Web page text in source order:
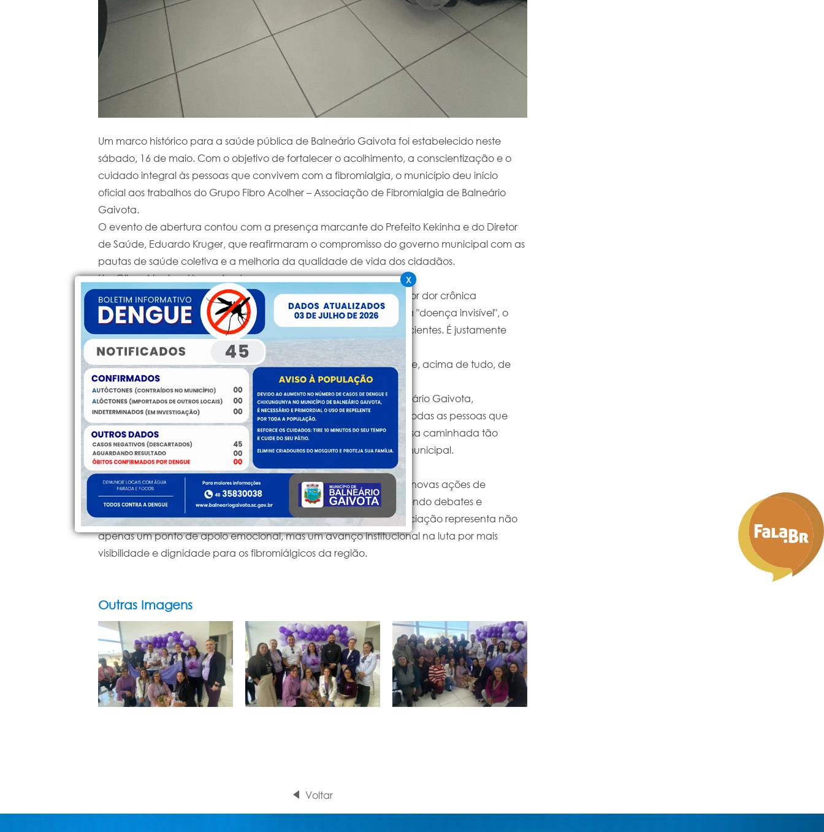
X
​Um marco histórico para a saúde pública de Balneário Gaivota foi estabelecido neste
sábado, 16 de maio. Com o objetivo de fortalecer o acolhimento, a conscientização e o
cuidado integral às pessoas que convivem com a fibromialgia, o município deu início
oficial aos trabalhos do Grupo Fibro Acolher – Associação de Fibromialgia de Balneário
Gaivota.
​O evento de abertura contou com a presença marcante do Prefeito Kekinha e do Diretor
de Saúde, Eduardo Kruger, que reafirmaram o compromisso do governo municipal com as
pautas de saúde coletiva e a melhoria da qualidade de vida dos cidadãos.
​Um Olhar Atento e Humanizado
​A fibromialgia é uma condição clínica complexa, caracterizada por dor crônica
generalizada, fadiga e alterações no sono e no humor. Por ser uma "doença invisível", o
diagnóstico e o suporte adequado são desafios diários para os pacientes. É justamente
nesse cenário que o Fibro Acolher nasce para fazer a diferença.
​O grupo surge como um espaço de escuta, troca de experiências e, acima de tudo, de
garantia de direitos e suporte multidisciplinar.
​"Com certeza, este é um marco importante para a saúde de Balneário Gaivota,
fortalecendo o acolhimento, a conscientização e o cuidado com todas as pessoas que
convivem com a fibromialgia. Contem conosco nessa causa e nessa caminhada tão
importante para a nossa população", destacou a administração municipal.
​Próximos Passos
​Com o início das atividades do Fibro Acolher, a expectativa é que novas ações de
conscientização sejam integradas à rede de saúde local, promovendo debates e
facilitando o acesso a tratamentos adequados. A criação da associação representa não
apenas um ponto de apoio emocional, mas um avanço institucional na luta por mais
visibilidade e dignidade para os fibromiálgicos da região.
Outras Imagens
Voltar